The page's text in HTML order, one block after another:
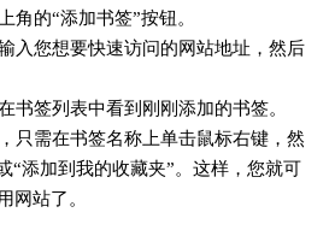
角的“添加书签”按钮。
入您想要快速访问的网站地址，然后
书签列表中看到刚刚添加的书签。
只需在书签名称上单击鼠标右键，然
“添加到我的收藏夹”。这样，您就可
网站了。